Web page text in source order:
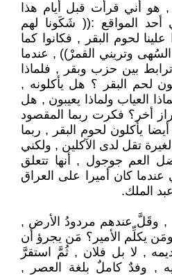
هو أني قرأت قبل أيام هذا
أحد المواقع :(( شَكَونا لهم
لحوم البقر , فكانوا كما
وتريني القمرْ)) , عندما
بين حزب وبقر , فلماذا
لحم البقر ؟ هل يأكلونه ,
العياب ولماذا يعيبون , هل
أخر؟ فكرت ربما المقصود
يأكلون لحوم البقر , ربما
تقل لدى الآكلين , ولكني
العم جوجول , أنها تتعلق
كان أميرا على العراق
الملك.
, وقَلَّ عندهم مردودُ الأرض ,
ومَن يكلِّم الأمير؟ مَن يجرؤ أن
, لا بل فلان , ثُمَّ استقرَّ
, وفدٌ كاملٌ بلغة العصر ,